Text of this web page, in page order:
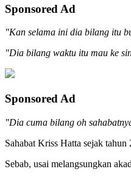
Sponsored Ad
"Kan selama ini dia bilang itu
"Dia bilang waktu itu mau ke
Sponsored Ad
"Dia cuma bilang oh
Sahabat Kriss Hatta sejak
Sebab, usai melangsungkan